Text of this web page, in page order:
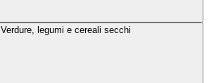
Verdure, legumi e cereali secchi